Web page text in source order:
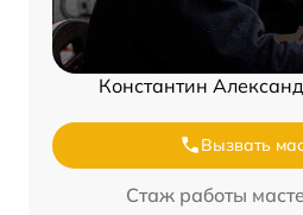
Константин
Вызвать
Стаж работы